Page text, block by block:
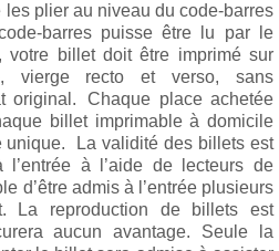
plier au niveau du code-barres
barres puisse être lu par le
votre billet doit être imprimé sur
vierge recto et verso, sans
original. Chaque place achetée
billet imprimable à domicile
unique. La validité des billets est
l’entrée à l’aide de lecteurs de
d’être admis à l’entrée plusieurs
La reproduction de billets est
aucun avantage. Seule la